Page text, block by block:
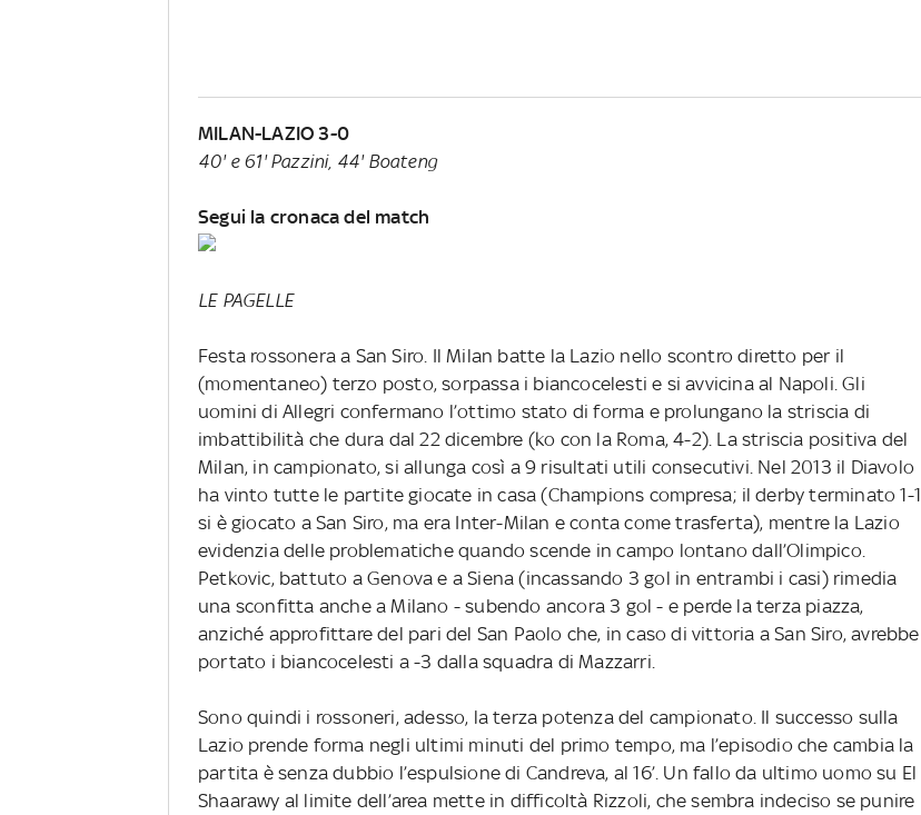
MILAN-LAZIO 3-0
40' e 61' Pazzini, 44' Boateng
Segui la cronaca del match
LE PAGELLE
Festa rossonera a San Siro. Il Milan batte la Lazio nello scontro diretto per il
(momentaneo) terzo posto, sorpassa i biancocelesti e si avvicina al Napoli. Gli
uomini di Allegri confermano l’ottimo stato di forma e prolungano la striscia di
imbattibilità che dura dal 22 dicembre (ko con la Roma, 4-2). La striscia positiva del
Milan, in campionato, si allunga così a 9 risultati utili consecutivi. Nel 2013 il Diavolo
ha vinto tutte le partite giocate in casa (Champions compresa; il derby terminato 1-1
si è giocato a San Siro, ma era Inter-Milan e conta come trasferta), mentre la Lazio
evidenzia delle problematiche quando scende in campo lontano dall’Olimpico.
Petkovic, battuto a Genova e a Siena (incassando 3 gol in entrambi i casi) rimedia
una sconfitta anche a Milano - subendo ancora 3 gol - e perde la terza piazza,
anziché approfittare del pari del San Paolo che, in caso di vittoria a San Siro, avrebbe
portato i biancocelesti a -3 dalla squadra di Mazzarri.
Sono quindi i rossoneri, adesso, la terza potenza del campionato. Il successo sulla
Lazio prende forma negli ultimi minuti del primo tempo, ma l’episodio che cambia la
partita è senza dubbio l’espulsione di Candreva, al 16’. Un fallo da ultimo uomo su El
Shaarawy al limite dell’area mette in difficoltà Rizzoli, che sembra indeciso se punire